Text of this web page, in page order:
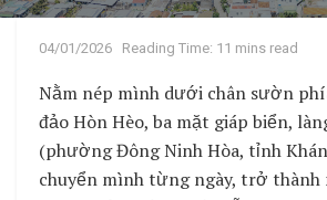
04/01/2026 Reading Time: 11 mins read
Nằm nép mình dưới chân sườn
đảo Hòn Hèo, ba mặt giáp biển,
(phường Đông Ninh Hòa, tỉnh
chuyển mình từng ngày, trở thành